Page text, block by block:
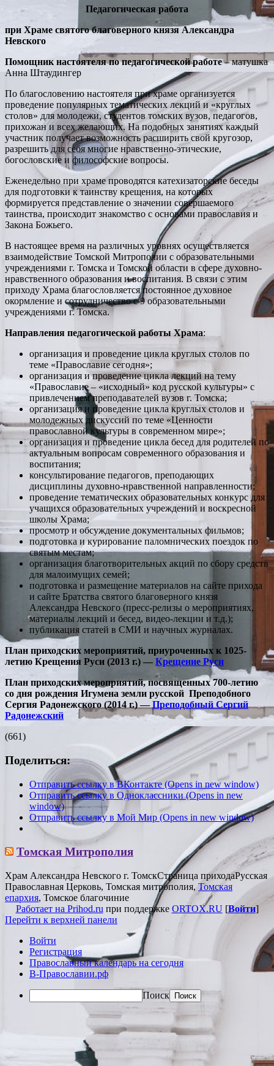
Педагогическая работа
при Храме святого благоверного князя Александра
Невского
Помощник настоятеля по педагогической работе– матушка
Анна Штаудингер
По благословению настоятеля при храме организуется
проведение популярных тематических лекций и «круглых
столов» для молодежи, студентов томских вузов, педагогов,
прихожан и всех желающих. На подобных занятиях каждый
участник получает возможность расширить свой кругозор,
разрешить для себя многие нравственно-этические,
богословские и философские вопросы.
Еженедельно при храме проводятся катехизаторские беседы
для подготовки к таинству крещения, на которых
формируется представление о значении совершаемого
таинства, происходит знакомство с основами православия и
Закона Божьего.
В настоящее время на различных уровнях осуществляется
взаимодействие Томской Митрополии с образовательными
учреждениями г. Томска и Томской области в сфере духовно-
нравственного образования и воспитания. В связи с этим
приходу Храма благословляется постоянное духовное
окормление и сотрудничество с 9 образовательными
учреждениями г. Томска.
Направления педагогической работы Храма:
организация и проведение цикла круглых столов по
теме «Православие сегодня»;
организация и проведение цикла лекций на тему
«Православие – «исходный» код русской культуры» с
привлечением преподавателей вузов г. Томска;
организация и проведение цикла круглых столов и
молодежных дискуссий по теме «Ценности
православной культуры в современном мире»;
организация и проведение цикла бесед для родителей по
актуальным вопросам современного образования и
воспитания;
консультирование педагогов, преподающих
дисциплины духовно-нравственной направленности;
проведение тематических образовательных конкурс для
учащихся образовательных учреждений и воскресной
школы Храма;
просмотр и обсуждение документальных фильмов;
подготовка и курирование паломнических поездок по
святым местам;
организация благотворительных акций по сбору средств
для малоимущих семей;
подготовка и размещение материалов на сайте прихода
и сайте Братства святого благоверного князя
Александра Невского (пресс-релизы о мероприятиях,
материалы лекций и бесед, видео-лекции и т.д.);
публикация статей в СМИ и научных журналах.
План приходских мероприятий, приуроченных к 1025-
летию Крещения Руси (2013 г.) — Крещение Руси
План приходских мероприятий, посвященных 700-летию
со дня рождения Игумена земли русской Преподобного
Сергия Радонежского (2014 г.) —Преподобный Сергий
Радонежский
(661)
Поделиться:
Отправить ссылку в ВКонтакте (Opens in new window)
Отправить ссылку в Одноклассники (Opens in new
window)
Отправить ссылку в Мой Мир (Opens in new window)
Томская Митрополия
Храм Александра Невского г. ТомскСтраница приходаРусская
Православная Церковь, Томская митрополия,Томская
епархия, Томское благочиние
Работает на Prihod.ru при поддержке ORTOX.RU [Войти]
Перейти к верхней панели
Войти
Регистрация
Православный календарь на сегодня
В-Православии.рф
Поиск